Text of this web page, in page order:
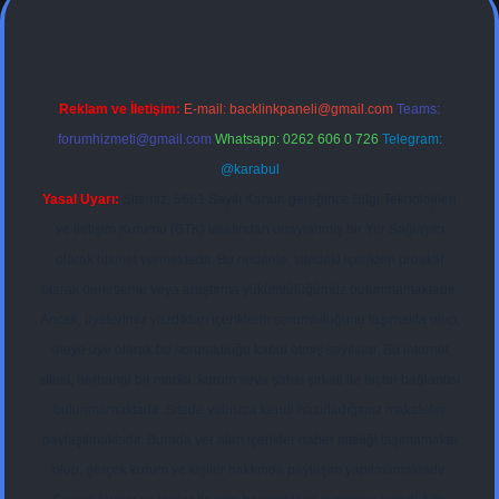
Reklam ve İletişim: E-mail: backlinkpaneli@gmail.com Teams:
forumhizmeti@gmail.com Whatsapp: 0262 606 0 726 Telegram:
@karabul
Yasal Uyarı: